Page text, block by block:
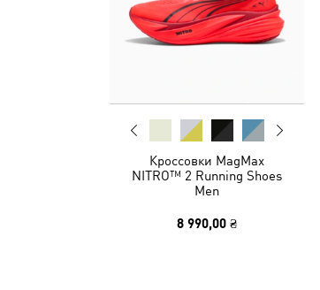
Кроссовки MagMax
NITRO™ 2 Running Shoes
Men
8 990,00 ₴